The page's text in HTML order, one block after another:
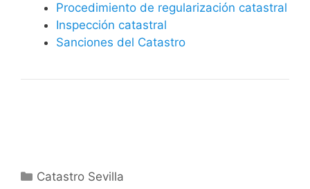
Procedimiento de regularización catastral
Inspección catastral
Sanciones del Catastro
Categorías
Catastro Sevilla